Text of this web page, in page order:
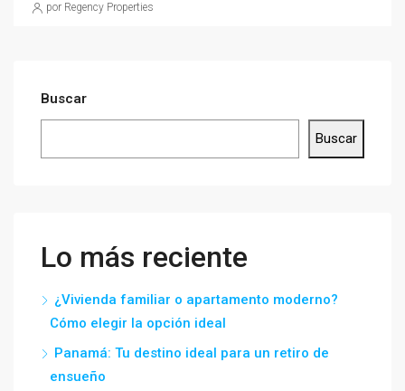
por Regency Properties
Buscar
Buscar
Lo más reciente
¿Vivienda familiar o apartamento moderno?
Cómo elegir la opción ideal
Panamá: Tu destino ideal para un retiro de
ensueño